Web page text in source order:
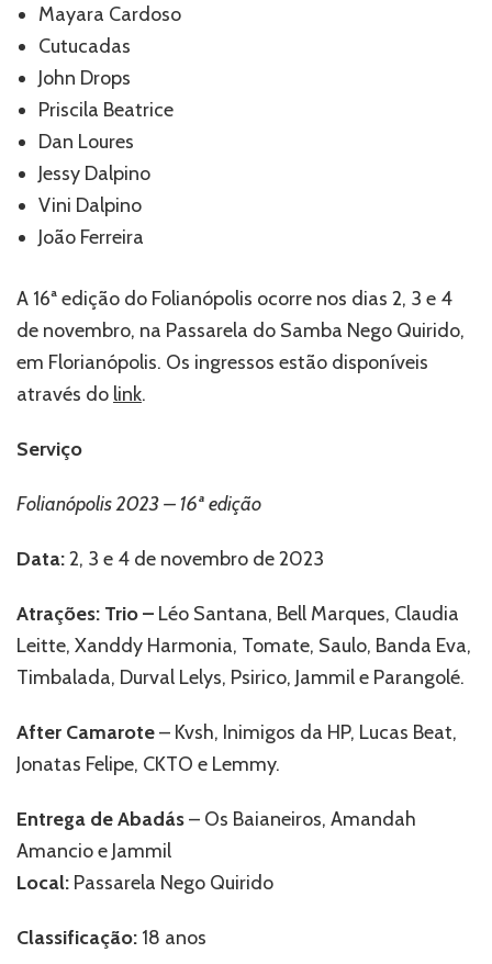
Mayara Cardoso
Cutucadas
John Drops
Priscila Beatrice
Dan Loures
Jessy Dalpino
Vini Dalpino
João Ferreira
A 16ª edição do Folianópolis ocorre nos dias 2, 3 e 4
de novembro, na Passarela do Samba Nego Quirido,
em Florianópolis. Os ingressos estão disponíveis
através do link.
Serviço
Folianópolis 2023 – 16ª edição
Data:2, 3 e 4 de novembro de 2023
Atrações: Trio – Léo Santana, Bell Marques, Claudia
Leitte, Xanddy Harmonia, Tomate, Saulo, Banda Eva,
Timbalada, Durval Lelys, Psirico, Jammil e Parangolé.
After Camarote– Kvsh, Inimigos da HP, Lucas Beat,
Jonatas Felipe, CKTO e Lemmy.
Entrega de Abadás– Os Baianeiros, Amandah
Amancio e Jammil
Local: Passarela Nego Quirido
Classificação: 18 anos